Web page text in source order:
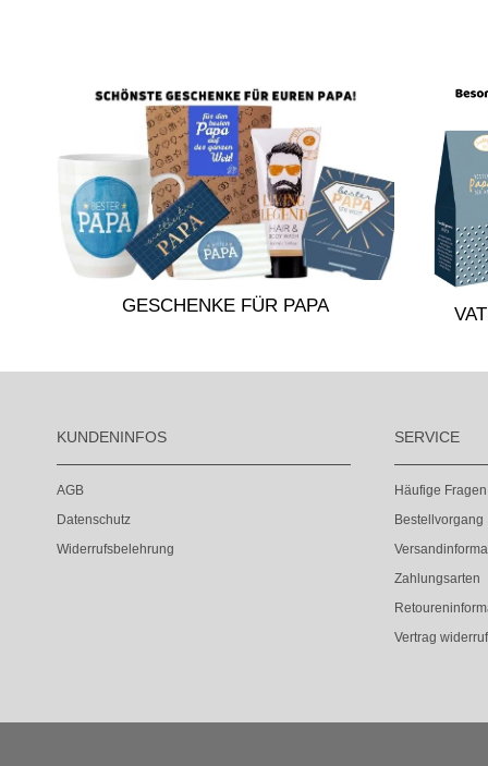
GESCHENKE FÜR PAPA
KUNDENINFOS
AGB
Datenschutz
Widerrufsbelehrung
SERVICE
Häufige Fragen
Bestellvorgang
Zahlungsarten
Vertrag